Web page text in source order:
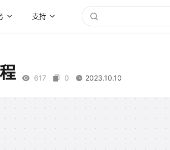
支持
617 0 2023.10.10